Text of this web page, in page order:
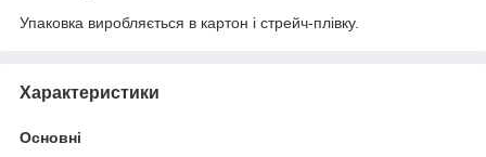
Упаковка виробляється в картон і стрейч-плівку.
Характеристики
Основні